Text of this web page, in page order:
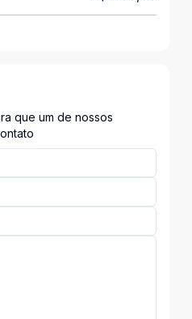
que um de nossos